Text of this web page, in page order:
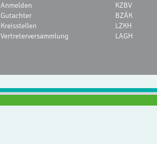
Anmelden
Gutachter
Kreisstellen
Vertreterversammlung
KZBV
BZÄK
LZKH
LAGH